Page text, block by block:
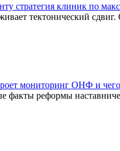
стратегия клиник по
тектонический
мониторинг ОНФ и
факты реформы